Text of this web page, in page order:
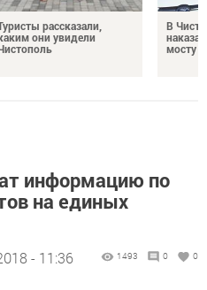
рассказали,
они увидели
В
мосту
информацию по
на единых
- 11:36 1493 0 0